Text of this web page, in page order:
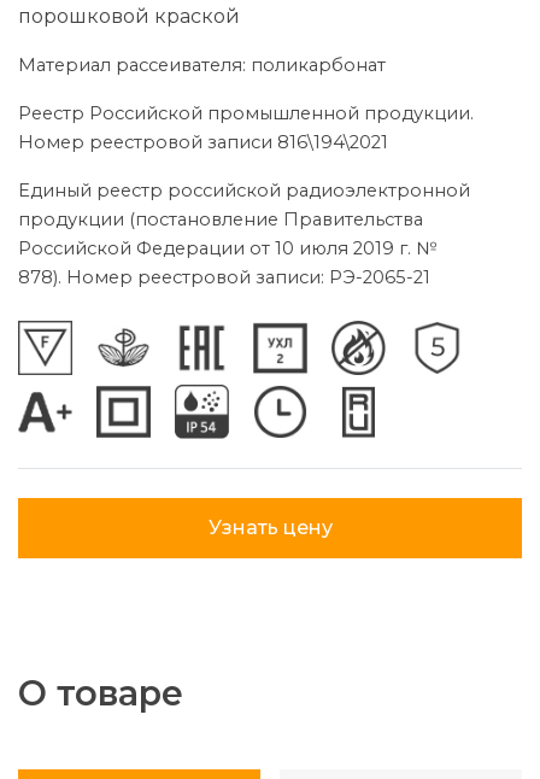
порошковой краской
Материал рассеивателя: поликарбонат
Реестр Российской промышленной продукции.
Номер реестровой записи 816\194\2021
Единый реестр российской радиоэлектронной
продукции (постановление Правительства
Российской Федерации от 10 июля 2019 г. №
878). Номер реестровой записи: РЭ-2065-21
Узнать цену
О товаре